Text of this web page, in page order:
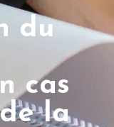
du
cas
la